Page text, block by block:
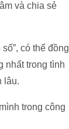
và chia sẻ
có thể đồng
nhất trong tình
lâu.
trong công